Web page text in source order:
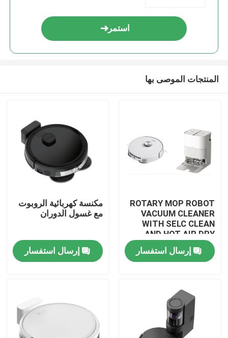
بيت
منتجات
معلومات عنا
استمر
المنتجات الموصى بها
ROTARY MOP ROBOT
VACUUM CLEANER
WITH SELC CLEAN
AND HOT AIR DRY
MOP
إرسال استفسار
مكنسة كهربائية الروبوت
مع غسول الدوران
إرسال استفسار